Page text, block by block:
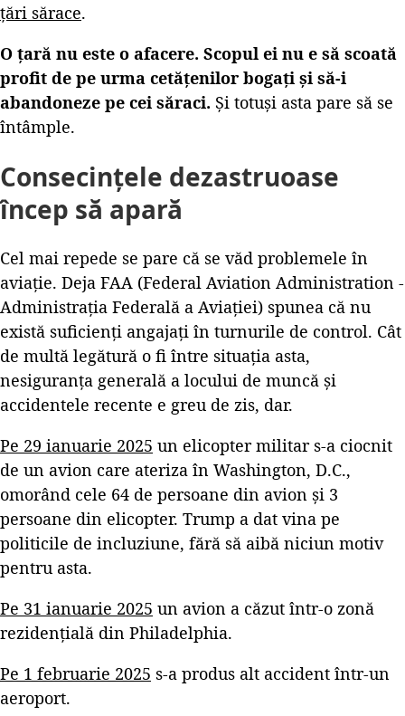
țări sărace.
O țară nu este o afacere. Scopul ei nu e să scoată
profit de pe urma cetățenilor bogați și să-i
abandoneze pe cei săraci. Și totuși asta pare să se
întâmple.
Consecințele dezastruoase
încep să apară
Cel mai repede se pare că se văd problemele în
aviație. Deja FAA (Federal Aviation Administration -
Administrația Federală a Aviației) spunea că nu
există suficienți angajați în turnurile de control. Cât
de multă legătură o fi între situația asta,
nesiguranța generală a locului de muncă și
accidentele recente e greu de zis, dar.
Pe 29 ianuarie 2025 un elicopter militar s-a ciocnit
de un avion care ateriza în Washington, D.C.,
omorând cele 64 de persoane din avion și 3
persoane din elicopter. Trump a dat vina pe
politicile de incluziune, fără să aibă niciun motiv
pentru asta.
Pe 31 ianuarie 2025 un avion a căzut într-o zonă
rezidențială din Philadelphia.
Pe 1 februarie 2025 s-a produs alt accident într-un
aeroport.